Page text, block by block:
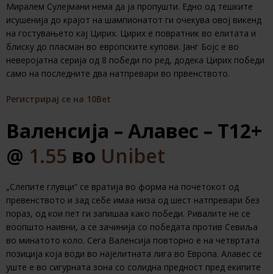
Миралем Сулејмани нема да ја пропушти. Едно од тешките
исушенија до крајот на шампионатот ги очекува овој викенд
на гостувањето кај Цирих. Цирих е повратник во елитата и
блиску до пласман во европските купови. Јанг Бојс е во
неверојатна серија од 8 победи по ред, додека Цирих победи
само на последните два натпревари во првенството.
Регистрирај се на 10Bet
Валенсија – Алавес – T12+
@ 1.55 во Unibet
„Слепите глувци“ се вратија во форма на почетокот од
превенството и зад себе имаа низа од шест натпревари без
пораз, од кои пет ги запишаа како победи. Ривалите не се
воопшто наивни, а се зачинија со победата против Севиља
во минатото коло. Сега Валенсија повторно е на четвртата
позиција која води во најелитната лига во Европа. Алавес се
уште е во сигурната зона со солидна предност пред екипите